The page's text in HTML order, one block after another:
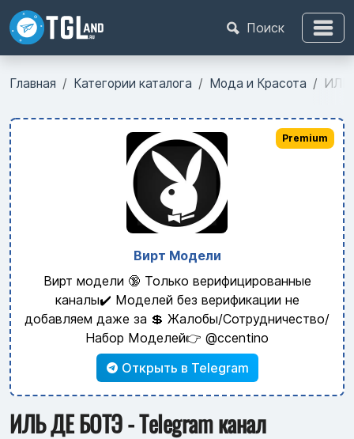
Поиск
Главная Категории каталога Мода и Красота
Вирт Модели
Вирт модели 🔞 Только верифицированные
каналы✔️ Моделей без верификации не
добавляем даже за 💲 Жалобы/Сотрудничество/
Набор Моделей👉 @ccentino
Открыть в Telegram
Premium
ИЛЬ ДЕ БОТЭ - Telegram канал